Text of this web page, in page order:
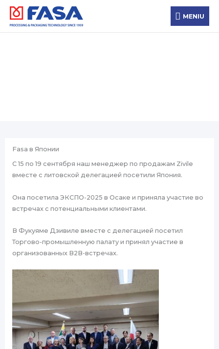
Перейти
содержимому
MENIU
MENIU
Fasa в Японии
С 15 по 19 сентября наш менеджер по продажам Zivile
вместе с литовской делегацией посетили Япония.
Она посетила ЭКСПО-2025 в Осаке и приняла участие во
встречах с потенциальными клиентами.
В Фукуяме Дзивиле вместе с делегацией посетил
Торгово-промышленную палату и принял участие в
организованных B2B-встречах.